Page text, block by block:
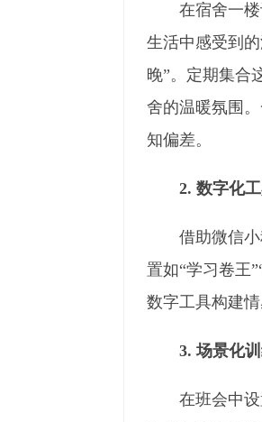
在宿舍一
生活中感受到
晚”。定期集合
舍的温暖氛围
知偏差。
2. 数字化
借助微信
置如“学习卷王
数字工具构建
3. 场景化
在班会中